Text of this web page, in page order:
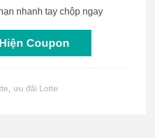
nhanh tay chộp ngay
Hiện Coupon
, ưu đãi Lotte